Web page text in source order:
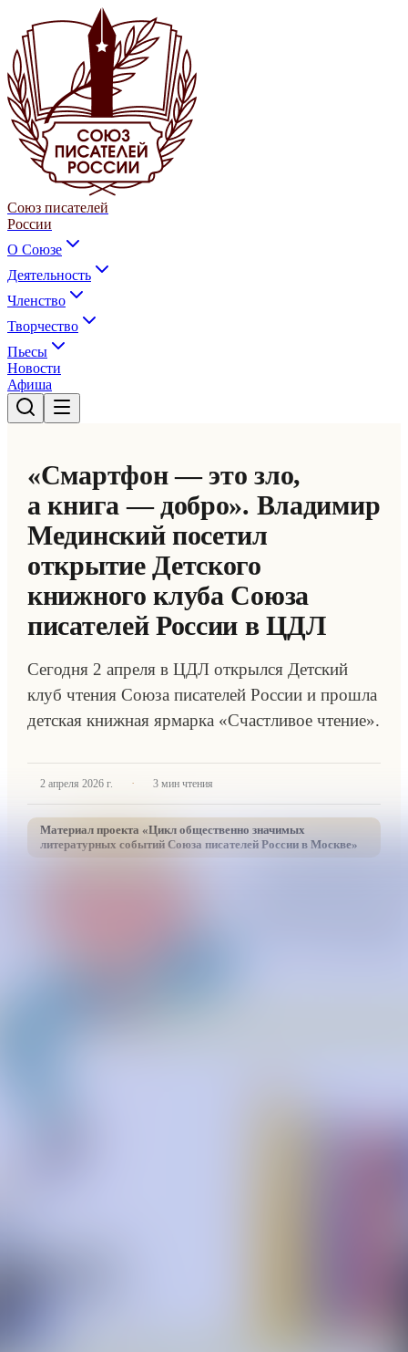
Союз писателей
России
О Союзе
Деятельность
Членство
Творчество
Пьесы
Новости
Афиша
«Смартфон — это зло,
а книга — добро». Владимир
Мединский посетил
открытие Детского
книжного клуба Союза
писателей России в ЦДЛ
Сегодня 2 апреля в ЦДЛ открылся Детский
клуб чтения Союза писателей России и прошла
детская книжная ярмарка «Счастливое чтение».
2 апреля 2026 г. · 3 мин чтения
Материал проекта «Цикл общественно значимых
литературных событий Союза писателей России в Москве»